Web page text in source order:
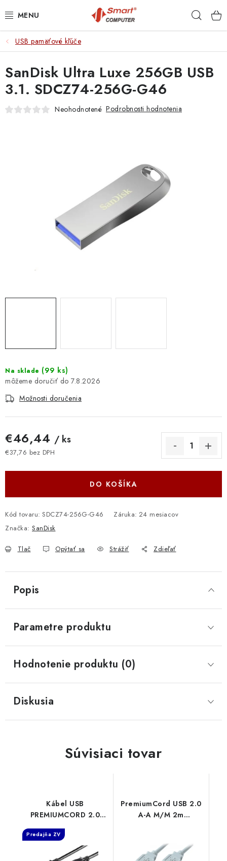
na
NOTEBOOKY
MOBILNÉ ZARIADENIA
PC A KOMPONENTY
DOMÁCNOSŤ
ZNAČKY
Obchodné podmienky
Ochrana osobných údajov
Formuláre na stiahnutie
USB pamäťové kľúče
Na sklade (99 ks)
7.8.2026
Možnosti doručenia
€46,44 / ks
€37,76 bez DPH
DO KOŠÍKA
Kód tovaru: SDCZ74-256G-G46 Záruka: 24 mesiacov
Značka: SanDisk
Tlač Opýtať sa Strážiť Zdieľať
SanDisk Ultra Luxe 256GB USB
3.1. SDCZ74-256G-G46
Neohodnotené Podrobnosti hodnotenia
Popis
Parametre produktu
Hodnotenie produktu (0)
Diskusia
Súvisiaci tovar
Kábel USB
PREMIUMCORD 2.0
Kábel A-B 3 m
ku2ab3bk
PremiumCord
Predajňa ZV
PremiumCord USB 2.0
A-A M/M 2m